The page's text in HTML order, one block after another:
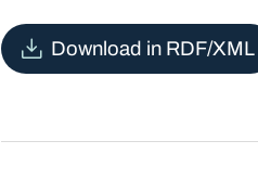
Download in RDF/XML